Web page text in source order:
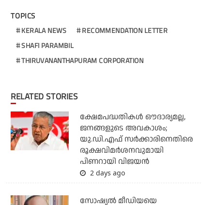
TOPICS
KERALA NEWS
RECOMMENDATION LETTER
SHAFI PARAMBIL
THIRUVANANTHAPURAM CORPORATION
RELATED STORIES
ക്ഷേമപദ്ധതികള്‍ ഔദാര്യമല്ല,
ജനങ്ങളുടെ അവകാശം;
യു.ഡി.എഫ് സര്‍ക്കാരിനെതിരെ
രൂക്ഷവിമര്‍ശനവുമായി
പിണറായി വിജയന്‍
2 days ago
സോഷ്യല്‍ മീഡിയയെ